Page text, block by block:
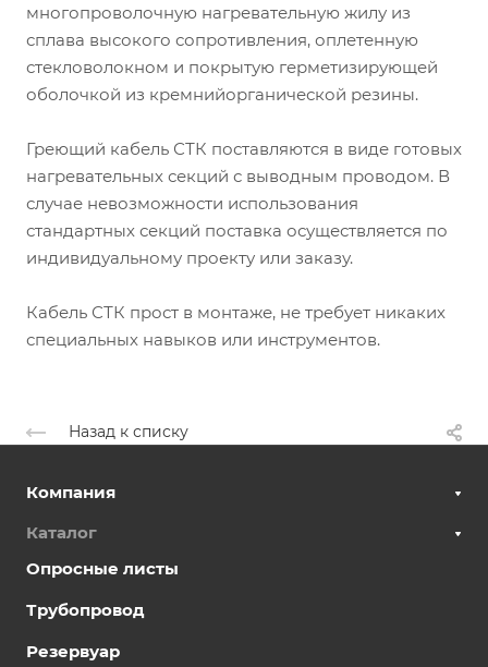
многопроволочную нагревательную жилу из
сплава высокого сопротивления, оплетенную
стекловолокном и покрытую герметизирующей
оболочкой из кремнийорганической резины.
Греющий кабель СТК поставляются в виде готовых
нагревательных секций с выводным проводом. В
случае невозможности использования
стандартных секций поставка осуществляется по
индивидуальному проекту или заказу.
Кабель СТК прост в монтаже, не требует никаких
специальных навыков или инструментов.
Назад к списку
Компания
Каталог
Опросные листы
Трубопровод
Резервуар